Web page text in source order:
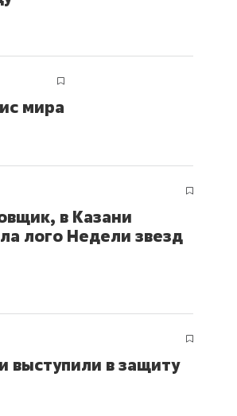
мира
в Казани
лого Недели звезд
выступили в защиту